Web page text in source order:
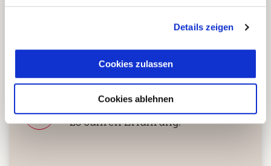
Details zeigen
Cookies zulassen
Cookies ablehnen
5 Gründe warum Sie mit Ihrer
die richtige Entscheidung
1
Fernreisespezialist mit über
25 Jahren Erfahrung!